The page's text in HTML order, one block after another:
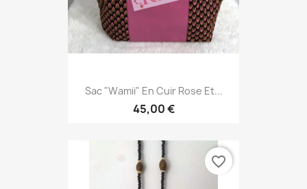
Sac "Wamii" En Cuir Rose Et...
45,00 €
favorite_border